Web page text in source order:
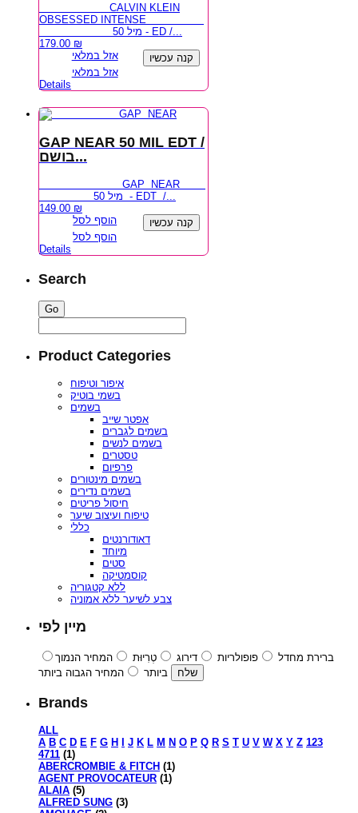
CALVIN KLEIN
OBSESSED INTENSE
50 מיל - ED /...
179.00 ₪
אזל במלאי
קנה עכשיו
אזל במלאי
Details
GAP NEAR 50 MIL EDT /
בושם...
GAP NEAR
50 מיל - EDT /...
149.00 ₪
הוסף לסל
קנה עכשיו
הוסף לסל
Details
Search
Product Categories
איפור וטיפוח
בשמי בוטיק
בשמים
אפטר שייב
בשמים לגברים
בשמים לנשים
טסטרים
פרפיום
בשמים מינטורים
בשמים נדירים
חיסול פריטים
טיפוח ועיצוב שיער
כללי
דאודורנטים
מיוחד
סטים
קוסמטיקה
ללא קטגוריה
צבע לשיער ללא אמוניה
מיין לפי
ברירת מחדל פופולריות דירוג טְרִיוּת
המחיר הנמוך
ביותר
המחיר הגבוה ביותר
Brands
ALL
A B C D E F G H I J K L M N O P Q R S T U V W X Y Z 123
4711 (1)
ABERCROMBIE & FITCH (1)
AGENT PROVOCATEUR (1)
ALAIA (5)
ALFRED SUNG (3)